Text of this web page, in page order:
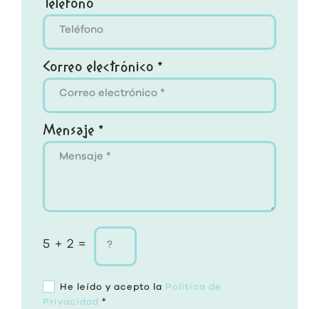
Teléfono
Correo electrónico *
Mensaje *
5 + 2 =
He leído y acepto la Política de
Privacidad *